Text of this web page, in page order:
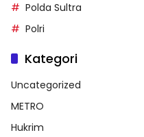
Polda Sultra
Polri
Kategori
Uncategorized
METRO
Hukrim